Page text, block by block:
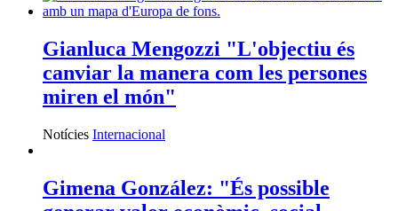
Gianluca Mengozzi "L'objectiu és
canviar la manera com les persones
miren el món"
Notícies Internacional
Gimena González: "És possible